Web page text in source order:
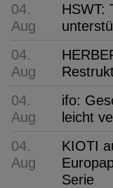
04.
Aug
HSWT:
04.
Aug
04.
Aug
ifo:
leicht
04.
Aug
KIOTI
Serie